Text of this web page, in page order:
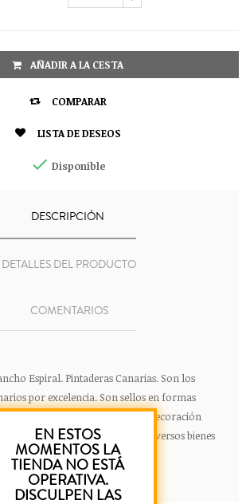
AÑADIR A LA CESTA
 COMPARAR
 LISTA DE DESEOS
 Disponible
DESCRIPCIÓN
DETALLES DEL PRODUCTO
COMENTARIOS
Espiral. Pintaderas Canarias. Son los
por excelencia. Son sellos en formas
por los aborígenes para la decoración
de la propiedad sobre diversos bienes
de cada familia.
EN ESTOS
MOMENTOS LA
TIENDA NO ESTÁ
OPERATIVA.
DISCULPEN LAS